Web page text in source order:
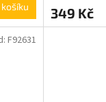
košíku 349 Kč
F92631